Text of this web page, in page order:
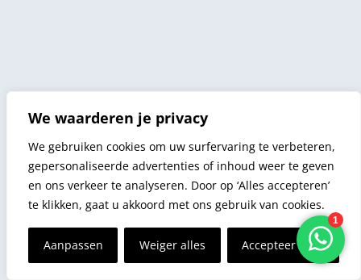
We waarderen je privacy
We gebruiken cookies om uw surfervaring te verbeteren,
gepersonaliseerde advertenties of inhoud weer te geven
en ons verkeer te analyseren. Door op ‘Alles accepteren’
te klikken, gaat u akkoord met ons gebruik van cookies.
Aanpassen Weiger alles Accepteer alles